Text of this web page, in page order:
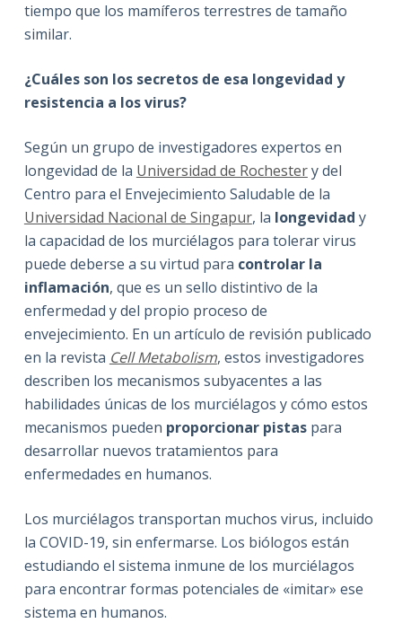
tiempo que los mamíferos terrestres de tamaño
similar.
¿Cuáles son los secretos de esa longevidad y
resistencia a los virus?
Según un grupo de investigadores expertos en
longevidad de la Universidad de Rochestery del
Centro para el Envejecimiento Saludable de la
Universidad Nacional de Singapur, la longevidad y
la capacidad de los murciélagos para tolerar virus
puede deberse a su virtud para controlar la
inflamación, que es un sello distintivo de la
enfermedad y del propio proceso de
envejecimiento. En un artículo de revisión publicado
en la revista Cell Metabolism, estos investigadores
describen los mecanismos subyacentes a las
habilidades únicas de los murciélagos y cómo estos
mecanismos pueden proporcionar pistaspara
desarrollar nuevos tratamientos para
enfermedades en humanos.
Los murciélagos transportan muchos virus, incluido
la COVID-19, sin enfermarse. Los biólogos están
estudiando el sistema inmune de los murciélagos
para encontrar formas potenciales de «imitar» ese
sistema en humanos.